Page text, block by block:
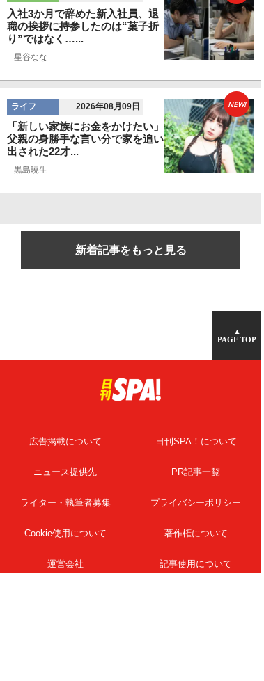
入社3か月で辞めた新入社員、退
職の挨拶に持参したのは“菓子折
り”ではなく…...
星谷なな
ライフ 2026年08月09日
「新しい家族にお金をかけたい」
父親の身勝手な言い分で家を追い
出された22才...
黒島暁生
NEW!
新着記事をもっと見る
▲
PAGE TOP
広告掲載について 日刊SPA！について
ニュース提供先 PR記事一覧
ライター・執筆者募集 プライバシーポリシー
Cookie使用について 著作権について
運営会社 記事使用について